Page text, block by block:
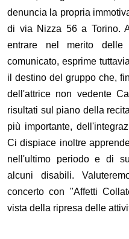
denuncia la propria
di via Nizza 56 a Torino.
entrare nel merito delle
comunicato, esprime
il destino del gruppo che,
dell'attrice non vedente
risultati sul piano della
più importante,
Ci dispiace inoltre
nell'ultimo periodo e di
alcuni disabili.
concerto con "Affetti
vista della ripresa delle